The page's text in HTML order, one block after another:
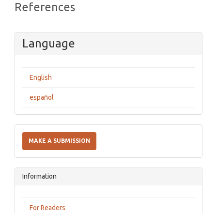
References
Language
English
español
a
Submission
MAKE A SUBMISSION
Information
For Readers